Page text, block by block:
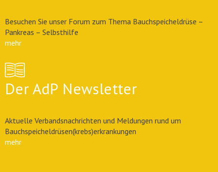
Besuchen Sie unser Forum zum Thema Bauchspeicheldrüse –
Pankreas – Selbsthilfe
mehr
Der AdP Newsletter
Aktuelle Verbandsnachrichten und Meldungen rund um
Bauchspeicheldrüsen(krebs)erkrankungen
mehr